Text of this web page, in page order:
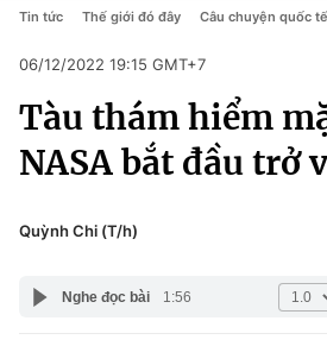
Chuyên mục
Chính trị
Pháp luật
Chính trị
Pháp luật
Kinh tế
Thể thao
Truyền hình
Y tế
Công nghệ
Tin tức Thế giới đó đây Câu chuyện quốc tế
06/12/2022 19:15 GMT+7
Tàu thám hiểm
NASA bắt đầu trở
Quỳnh Chi (T/h)
Nghe đọc bài 1:56